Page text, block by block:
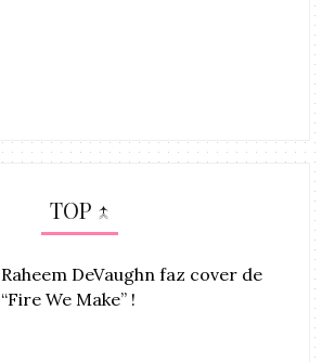
TOP ↑
Raheem DeVaughn faz cover de
“Fire We Make” !